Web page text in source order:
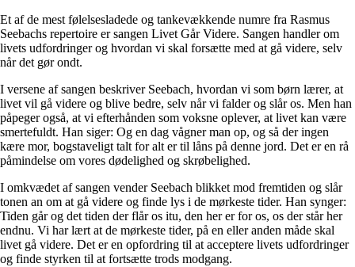
Et af de mest følelsesladede og tankevækkende numre fra Rasmus
Seebachs repertoire er sangen Livet Går Videre. Sangen handler om
livets udfordringer og hvordan vi skal forsætte med at gå videre, selv
når det gør ondt.
I versene af sangen beskriver Seebach, hvordan vi som børn lærer, at
livet vil gå videre og blive bedre, selv når vi falder og slår os. Men han
påpeger også, at vi efterhånden som voksne oplever, at livet kan være
smertefuldt. Han siger: Og en dag vågner man op, og så der ingen
kære mor, bogstaveligt talt for alt er til låns på denne jord. Det er en rå
påmindelse om vores dødelighed og skrøbelighed.
I omkvædet af sangen vender Seebach blikket mod fremtiden og slår
tonen an om at gå videre og finde lys i de mørkeste tider. Han synger:
Tiden går og det tiden der flår os itu, den her er for os, os der står her
endnu. Vi har lært at de mørkeste tider, på en eller anden måde skal
livet gå videre. Det er en opfordring til at acceptere livets udfordringer
og finde styrken til at fortsætte trods modgang.